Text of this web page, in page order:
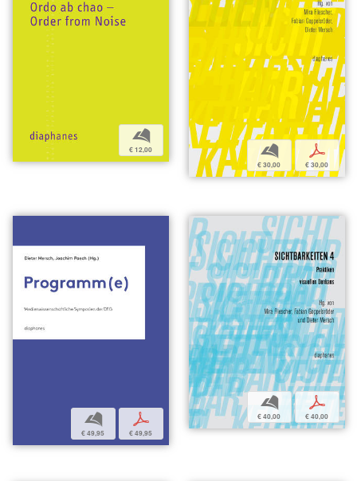
b
€ 12,00 b
€ 30,00
p
€ 30,00
b
€ 49,95
p
€ 49,95
b
€ 40,00
p
€ 40,00